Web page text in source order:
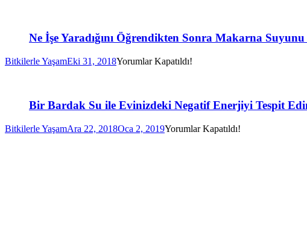
Ne İşe Yaradığını Öğrendikten Sonra Makarna
Bitkilerle YaşamEki 31, 2018Yorumlar Kapatıldı!
Bir Bardak Su ile Evinizdeki Negatif Enerjiyi Tespit
Bitkilerle YaşamAra 22, 2018Oca 2, 2019Yorumlar Kapatıldı!